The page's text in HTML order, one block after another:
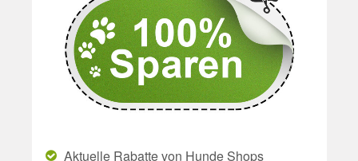
Aktuelle Rabatte von Hunde Shops